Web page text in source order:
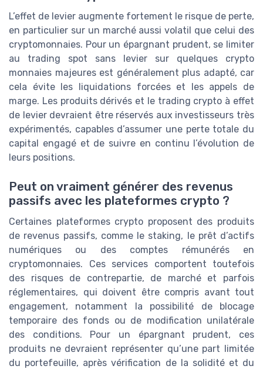
L’effet de levier augmente fortement le risque de perte,
en particulier sur un marché aussi volatil que celui des
cryptomonnaies. Pour un épargnant prudent, se limiter
au trading spot sans levier sur quelques crypto
monnaies majeures est généralement plus adapté, car
cela évite les liquidations forcées et les appels de
marge. Les produits dérivés et le trading crypto à effet
de levier devraient être réservés aux investisseurs très
expérimentés, capables d’assumer une perte totale du
capital engagé et de suivre en continu l’évolution de
leurs positions.
Peut on vraiment générer des revenus
passifs avec les plateformes crypto ?
Certaines plateformes crypto proposent des produits
de revenus passifs, comme le staking, le prêt d’actifs
numériques ou des comptes rémunérés en
cryptomonnaies. Ces services comportent toutefois
des risques de contrepartie, de marché et parfois
réglementaires, qui doivent être compris avant tout
engagement, notamment la possibilité de blocage
temporaire des fonds ou de modification unilatérale
des conditions. Pour un épargnant prudent, ces
produits ne devraient représenter qu’une part limitée
du portefeuille, après vérification de la solidité et du